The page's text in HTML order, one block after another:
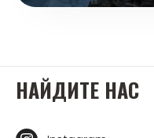
НАЙДИТЕ НАС